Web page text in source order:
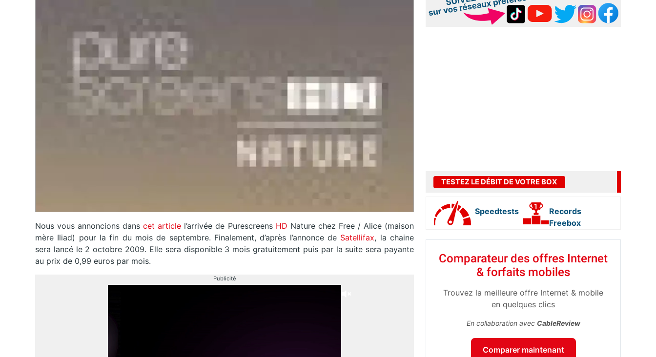
Nous vous annoncions danscet article l’arrivée de PurescreensHD Nature chez Free / Alice (maison
mère Iliad) pour la fin du mois de septembre. Finalement, d’après l’annonce de Satellifax, la chaine
sera lancé le 2 octobre 2009. Elle sera disponible 3 mois gratuitement puis par la suite sera payante
au prix de 0,99 euros par mois.
Publicité
TESTEZ LE DÉBIT DE VOTRE BOX
Speedtests
Records
Freebox
Comparateur des offres Internet
& forfaits mobiles
Trouvez la meilleure offre Internet & mobile
en quelques clics
En collaboration avec CableReview
Comparer maintenant